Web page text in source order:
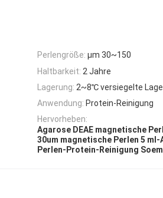
Perlengröße: μm 30~150
Haltbarkeit: 2 Jahre
Lagerung: 2~8℃ versiegelte
Anwendung: Protein-Reinigung
Hervorheben:
Agarose DEAE magnetische
30um magnetische Perlen 5 ml-
Perlen-Protein-Reinigung